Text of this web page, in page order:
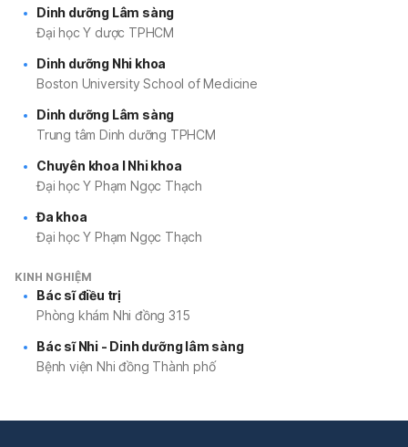
Dinh dưỡng Lâm sàng
Đại học Y dược TPHCM
Dinh dưỡng Nhi khoa
Boston University School of Medicine
Dinh dưỡng Lâm sàng
Trung tâm Dinh dưỡng TPHCM
Chuyên khoa I Nhi khoa
Đại học Y Phạm Ngọc Thạch
Đa khoa
Đại học Y Phạm Ngọc Thạch
KINH NGHIỆM
Bác sĩ điều trị
Phòng khám Nhi đồng 315
Bác sĩ Nhi - Dinh dưỡng lâm sàng
Bệnh viện Nhi đồng Thành phố